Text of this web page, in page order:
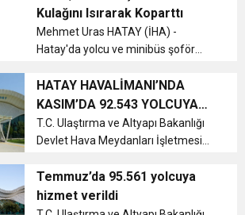
Türk Milletinin Özgürlük
ÖNTÜRK’ÜN
BAYRAMI MESAJI
VERGİSİ ERTELENDİ
BAŞKAN EMRAH
çarptıktan sonra konteyner iş yerine
gir...
Kulağını Isırarak Koparttı
Mehmet Uras HATAY (İHA) -
Hatay'da yolcu ve minibüs şoför
yaşanan kavga güvenlik kamerasına
yansırken olayda şoförün kulağını
ısırarak koparan H.T. adli
makamlarca tu...
HATAY HAVALİMANI’NDA
KASIM’DA 92.543 YOLCUYA
HİZMET VERİLDİ
T.C. Ulaştırma ve Altyapı Bakanlığı
Devlet Hava Meydanları İşletmesi
Havalimanı’nın 2022 yılı Kasım ayına
ait hava yolu uçak, yolcu ve yük
istatistiklerini açıkladı....
Temmuz’da 95.561 yolcuya
hizmet verildi